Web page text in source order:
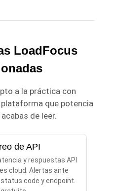
LoadFocus
a la práctica con
que potencia
de leer.
de API
y respuestas API
cloud. Alertas ante
code y endpoint.